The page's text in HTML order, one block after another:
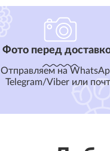
Фото перед
Отправляем на
Telegram/Viber или